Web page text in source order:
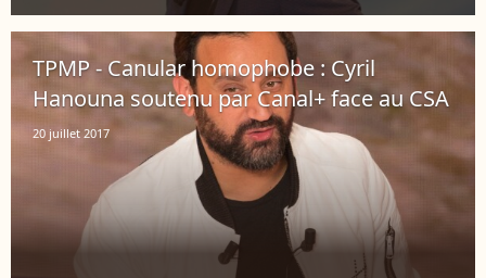
TPMP - Canular homophobe : Cyril
Hanouna soutenu par Canal+ face au CSA
20 juillet 2017